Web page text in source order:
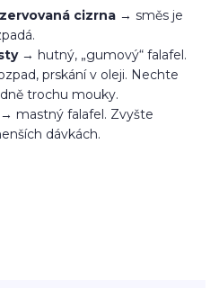
cizrna → směs je
→ hutný, „gumový“ falafel.
prskání v oleji. Nechte
trochu mouky.
→ mastný falafel. Zvyšte
dávkách.